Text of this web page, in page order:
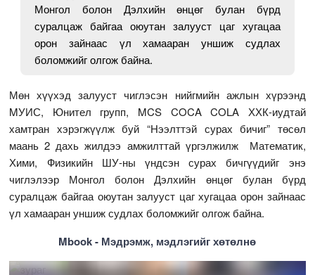
Монгол болон Дэлхийн өнцөг булан бүрд
суралцаж байгаа оюутан залууст цаг хугацаа
орон зайнаас үл хамааран уншиж судлах
боломжийг олгож байна.
Мөн хүүхэд залууст чиглэсэн нийгмийн ажлын хүрээнд
MУИС, Юнител групп, MCS COCA COLA ХХК-иудтай
хамтран хэрэгжүүлж буй “Нээлттэй сурах бичиг” төсөл
маань 2 дахь жилдээ амжилттай үргэлжилж Математик,
Хими, Физикийн ШУ-ны үндсэн сурах бичгүүдийг энэ
чиглэлээр Монгол болон Дэлхийн өнцөг булан бүрд
суралцаж байгаа оюутан залууст цаг хугацаа орон зайнаас
үл хамааран уншиж судлах боломжийг олгож байна.
Mbook - Мэдрэмж, мэдлэгийг хөтөлнө